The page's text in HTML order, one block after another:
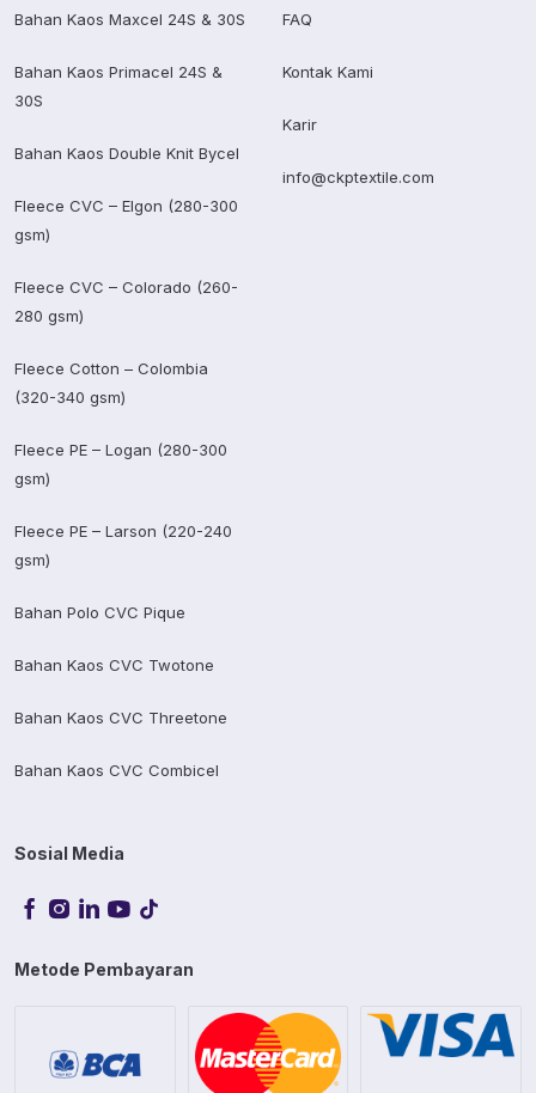
Bahan Kaos Maxcel 24S & 30S
Bahan Kaos Primacel 24S &
30S
Bahan Kaos Double Knit Bycel
Fleece CVC – Elgon (280-300
gsm)
Fleece CVC – Colorado (260-
280 gsm)
Fleece Cotton – Colombia
(320-340 gsm)
Fleece PE – Logan (280-300
gsm)
Fleece PE – Larson (220-240
gsm)
Bahan Polo CVC Pique
Bahan Kaos CVC Twotone
Bahan Kaos CVC Threetone
Bahan Kaos CVC Combicel
FAQ
Kontak Kami
Karir
info@ckptextile.com
Sosial Media
Metode Pembayaran